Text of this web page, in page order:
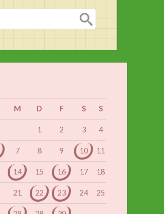
M D F S S
1 2 3 4
7 8 9 10 11
14 15 16 17 18
21 22 23 24 25